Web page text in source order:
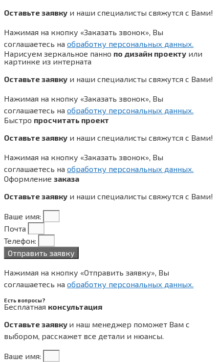
Оставьте заявку и наши специалисты свяжутся с Вами!
Нажимая на кнопку «Заказать звонок», Вы
соглашаетесь на обработку персональных данных.
Нарисуем зеркальное панно по дизайн проекту или
картинке из интерната
Оставьте заявку и наши специалисты свяжутся с Вами!
Нажимая на кнопку «Заказать звонок», Вы
соглашаетесь на обработку персональных данных.
Быстро просчитать проект
Оставьте заявку и наши специалисты свяжутся с Вами!
Нажимая на кнопку «Заказать звонок», Вы
соглашаетесь на обработку персональных данных.
Оформление заказа
Оставьте заявку и наши специалисты свяжутся с Вами!
Ваше имя:
Почта
Телефон:
Отправить заявку
Нажимая на кнопку «Отправить заявку», Вы
соглашаетесь на обработку персональных данных.
Есть вопросы?
Бесплатная консультация
Оставьте заявку и наш менеджер поможет Вам с
выбором, расскажет все детали и нюансы.
Ваше имя: